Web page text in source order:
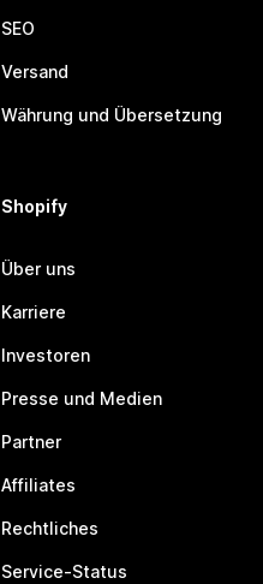
SEO
Versand
Währung und Übersetzung
Shopify
Über uns
Karriere
Investoren
Presse und Medien
Partner
Affiliates
Rechtliches
Service-Status